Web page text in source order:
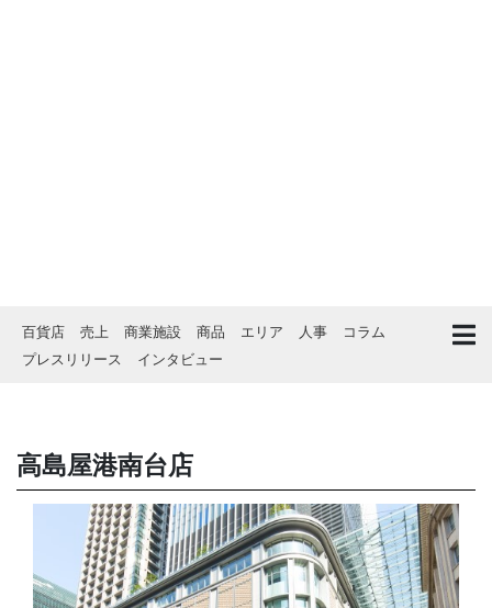
百貨店 売上 商業施設 商品 エリア 人事
コラム
プレスリリース
インタビュー
高島屋港南台店